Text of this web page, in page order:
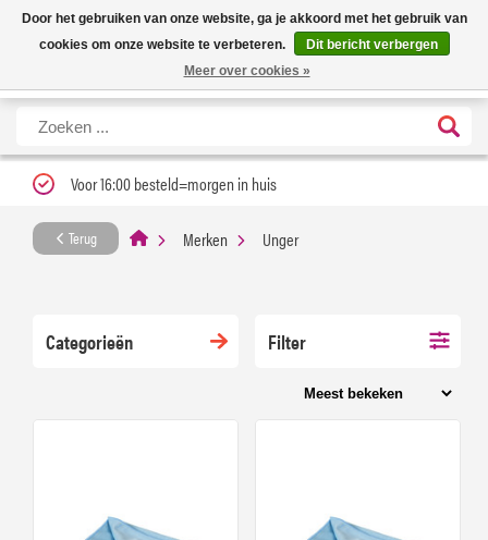
Nieuwe levertijd: 1 tot 3 werkdagen | Nu 25% korting op gehele assortiment
Carfume met kortingscode ''verfrissend''
X
Voor 16:00 besteld=morgen in huis
Terug Merken Unger
Categorieën Filter
Door het gebruiken van onze website, ga je akkoord met het gebruik van
cookies om onze website te verbeteren.
Dit bericht verbergen
Meer over cookies »